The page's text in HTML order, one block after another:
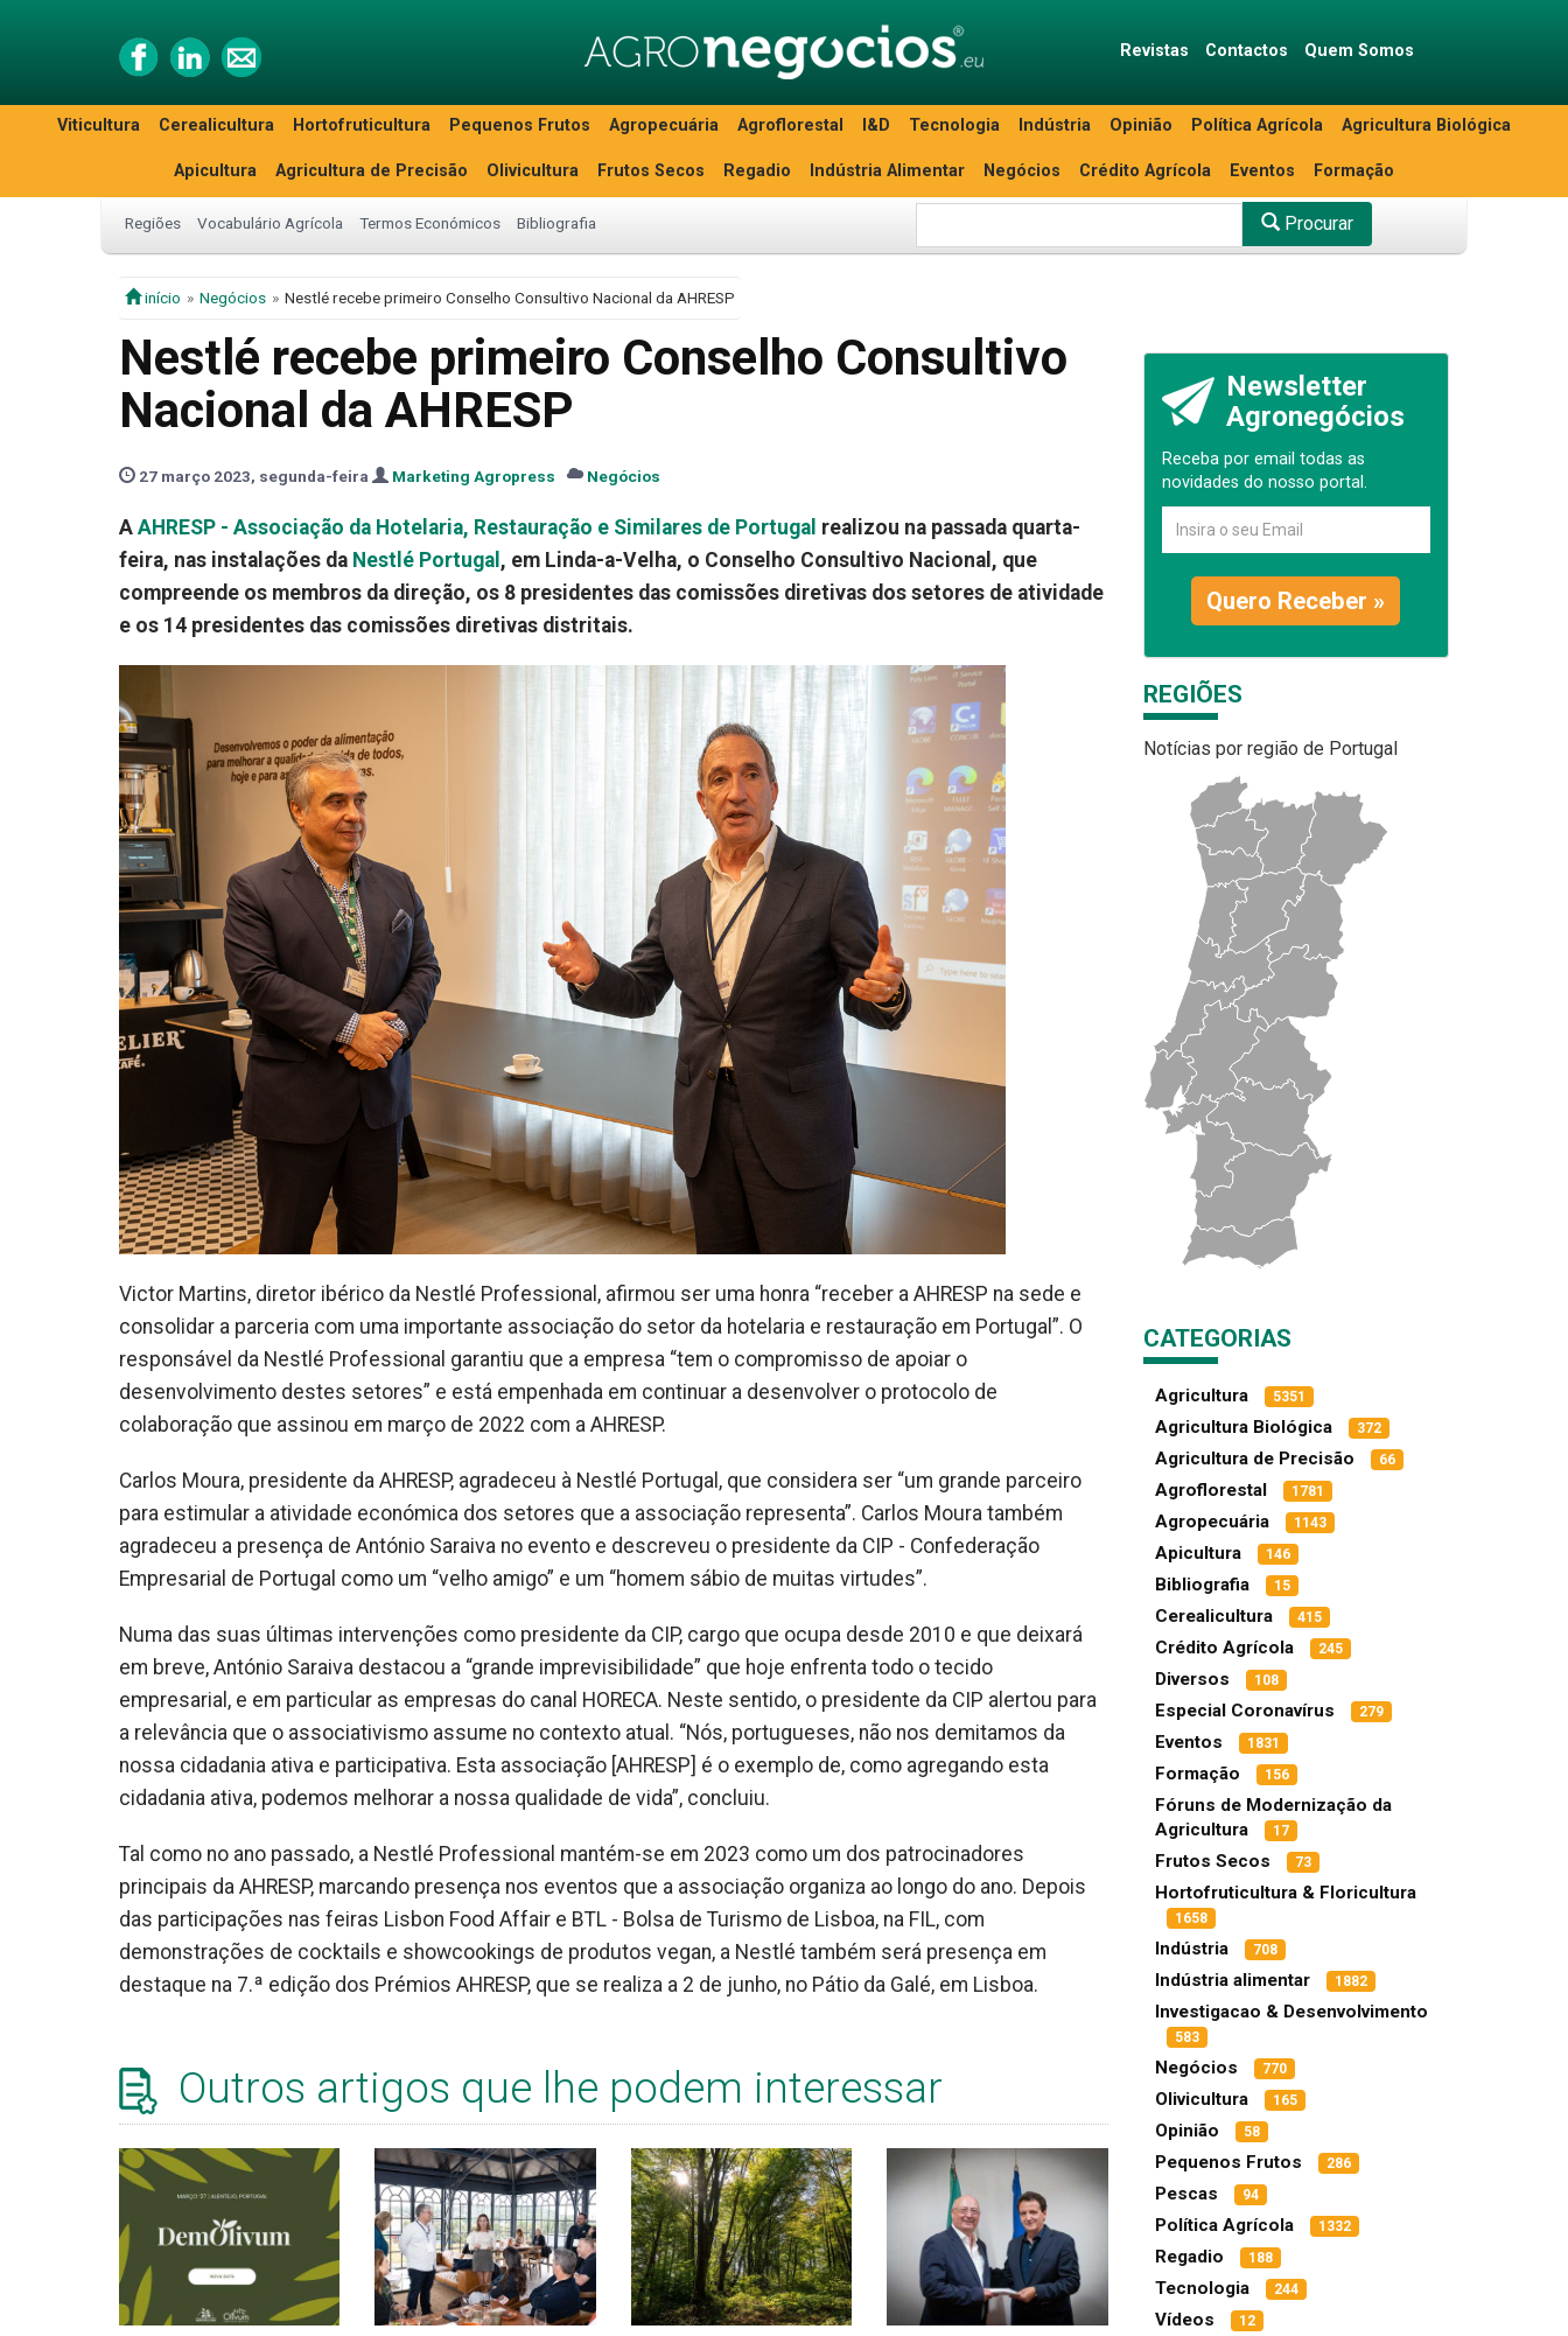
Revistas Contactos Quem Somos
Viticultura Cerealicultura Hortofruticultura Pequenos Frutos Agropecuária Agroflorestal I&D Tecnologia Indústria Opinião Política Agrícola Agricultura Biológica
Apicultura Agricultura de Precisão Olivicultura Frutos Secos Regadio Indústria Alimentar Negócios Crédito Agrícola Eventos Formação
Regiões Vocabulário Agrícola Termos Económicos Bibliografia Procurar
início Negócios Nestlé recebe primeiro Conselho Consultivo Nacional da AHRESP
Nestlé recebe primeiro Conselho Consultivo
Nacional da AHRESP
27 março 2023, segunda-feira Marketing Agropress Negócios
A AHRESP - Associação da Hotelaria, Restauração e Similares de Portugal realizou na passada quarta-
feira, nas instalações da Nestlé Portugal , em Linda-a-Velha, o Conselho Consultivo Nacional, que
compreende os membros da direção, os 8 presidentes das comissões diretivas dos setores de atividade
e os 14 presidentes das comissões diretivas distritais.
Victor Martins, diretor ibérico da Nestlé Professional, afirmou ser uma honra “receber a AHRESP na sede e
consolidar a parceria com uma importante associação do setor da hotelaria e restauração em Portugal”. O
responsável da Nestlé Professional garantiu que a empresa “tem o compromisso de apoiar o
desenvolvimento destes setores” e está empenhada em continuar a desenvolver o protocolo de
colaboração que assinou em março de 2022 com a AHRESP.
Carlos Moura, presidente da AHRESP, agradeceu à Nestlé Portugal, que considera ser “um grande parceiro
para estimular a atividade económica dos setores que a associação representa”. Carlos Moura também
agradeceu a presença de António Saraiva no evento e descreveu o presidente da CIP - Confederação
Empresarial de Portugal como um “velho amigo” e um “homem sábio de muitas virtudes”.
Numa das suas últimas intervenções como presidente da CIP, cargo que ocupa desde 2010 e que deixará
em breve, António Saraiva destacou a “grande imprevisibilidade” que hoje enfrenta todo o tecido
empresarial, e em particular as empresas do canal HORECA. Neste sentido, o presidente da CIP alertou para
a relevância que o associativismo assume no contexto atual. “Nós, portugueses, não nos demitamos da
nossa cidadania ativa e participativa. Esta associação [AHRESP] é o exemplo de, como agregando esta
cidadania ativa, podemos melhorar a nossa qualidade de vida”, concluiu.
Tal como no ano passado, a Nestlé Professional mantém-se em 2023 como um dos patrocinadores
principais da AHRESP, marcando presença nos eventos que a associação organiza ao longo do ano. Depois
das participações nas feiras Lisbon Food Affair e BTL - Bolsa de Turismo de Lisboa, na FIL, com
demonstrações de cocktails e showcookings de produtos vegan, a Nestlé também será presença em
destaque na 7.ª edição dos Prémios AHRESP, que se realiza a 2 de junho, no Pátio da Galé, em Lisboa.
Outros artigos que lhe podem interessar
Newsletter
Agronegócios
Receba por email todas as
novidades do nosso portal.
Quero Receber »
REGIÕES
Notícias por região de Portugal
CATEGORIAS
Agricultura 5351
Agricultura Biológica 372
Agricultura de Precisão 66
Agroflorestal 1781
Agropecuária 1143
Apicultura 146
Bibliografia 15
Cerealicultura 415
Crédito Agrícola 245
Diversos 108
Especial Coronavírus 279
Eventos 1831
Formação 156
Fóruns de Modernização da
Agricultura
17
Frutos Secos 73
Hortofruticultura & Floricultura
1658
Indústria 708
Indústria alimentar 1882
Investigacao & Desenvolvimento
583
Negócios 770
Olivicultura 165
Opinião 58
Pequenos Frutos 286
Pescas 94
Política Agrícola 1332
Regadio 188
Tecnologia 244
Vídeos 12